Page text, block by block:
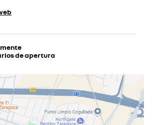
de apertura
09:30 - 13:30
16:00 - 20:00
09:30 - 13:30
16:00 - 20:00
09:30 - 13:3016:00 - 20:00
09:30 - 13:3016:00 - 20:00
09:30 - 13:00cerrado actualmente
cerrado actualmente